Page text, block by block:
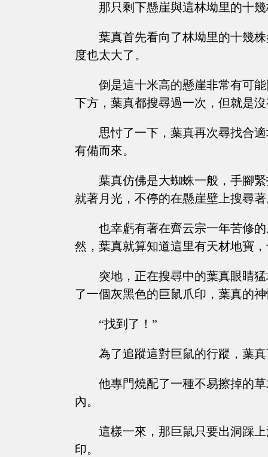
那只剩下懸崖與這林坳里的十
葉真首先看向了林坳里的十幾
度也太大了。
倒是這十米高的懸崖非常有可
下方，葉真都搜尋過一次，但就是
思忖了一下，葉真再次尋找合
有備而來。
葉真仿佛是大蜘蛛一般，手腳
就著月光，不停的在懸崖壁上搜尋
也幸虧有著在齊云宗一年苦修
然，葉真就算知道這里有天材地寶
突地，正在搜尋中的葉真眼睛
了一個灰黑色的巨鼠爪印，葉真的
“找到了！”
為了追蹤這對巨鼠的行蹤，葉
他專門燒配了一種不易擦掉的
內。
這樣一來，那巨鼠只要出洞踩
印。